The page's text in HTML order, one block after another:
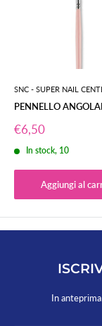
SNC - SUPER NAIL
PENNELLO
Prezzo
scontato
€6,50
In stock, 10
Aggiungi al
In